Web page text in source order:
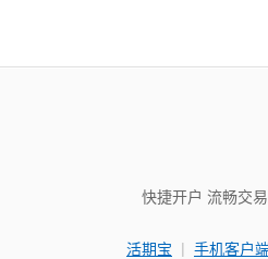
快捷开户 流畅交易
活期宝 | 手机客户